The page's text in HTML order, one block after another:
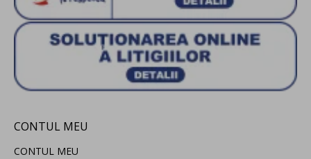
CONTUL MEU
CONTUL MEU